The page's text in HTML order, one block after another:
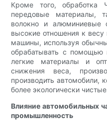
Кроме того, обработка
передовые материалы,
волокно и алюминиевые
высокие отношения к
машины, используя
обрабатывать с
легкие материалы и
снижения веса,
производить автомобили,
более экологически
Влияние автомобильных
промышленность